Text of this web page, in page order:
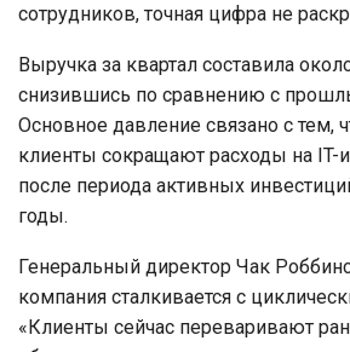
сотрудников, точная цифра не
Выручка за квартал составила
снизившись по сравнению с
Основное давление связано с тем,
клиенты сокращают расходы на IT-
после периода активных
годы.
Генеральный директор Чак
компания сталкивается с
«Клиенты сейчас переваривают